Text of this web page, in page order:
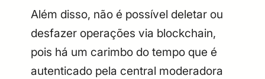
Além disso, não é possível deletar ou
desfazer operações via blockchain,
pois há um carimbo do tempo que é
autenticado pela central moderadora